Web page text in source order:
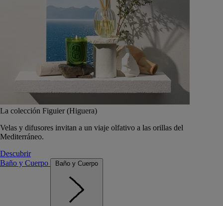
La colección Figuier (Higuera)
Velas y difusores invitan a un viaje olfativo a las orillas del
Mediterráneo.
Descubrir
Baño y Cuerpo
Baño y Cuerpo